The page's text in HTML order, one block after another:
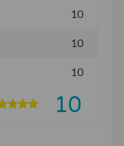
10
10
10
10